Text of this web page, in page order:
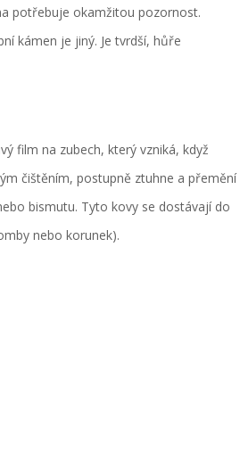
potřebuje okamžitou pozornost.
kámen je jiný. Je tvrdší, hůře
film na zubech, který vzniká, když
čištěním, postupně ztuhne a přemění
bismutu. Tyto kovy se dostávají do
nebo korunek).